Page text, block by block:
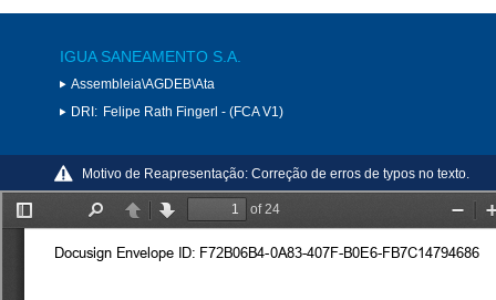
IGUA SANEAMENTO S.A.
Assembleia\AGDEB\Ata
DRI: Felipe Rath Fingerl - (FCA V1)
Motivo de Reapresentação: Correção de erros de typos no texto.